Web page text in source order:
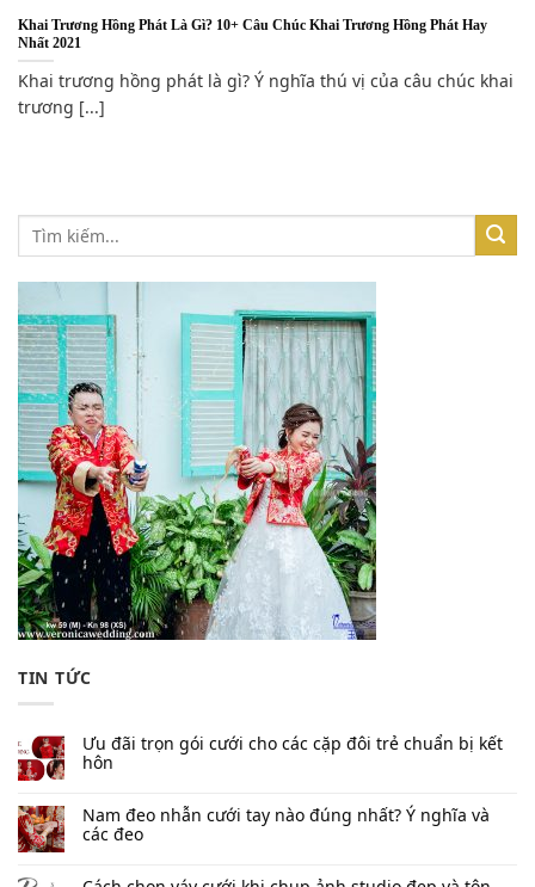
Khai Trương Hồng Phát Là Gì? 10+ Câu Chúc Khai Trương Hồng Phát Hay
Nhất 2021
Khai trương hồng phát là gì? Ý nghĩa thú vị của câu chúc khai
trương [...]
TIN TỨC
Ưu đãi trọn gói cưới cho các cặp đôi trẻ chuẩn bị kết
hôn
Nam đeo nhẫn cưới tay nào đúng nhất​? Ý nghĩa và
các đeo